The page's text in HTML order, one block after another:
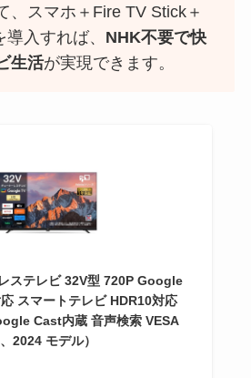
、スマホ＋Fire TV Stick＋
入すれば、 NHK不要で快
生活が実現できます。
ステレビ 32V型 720P Google
スマートテレビ HDR10対応
Cast内蔵 音声検索 VESA
2024 モデル）